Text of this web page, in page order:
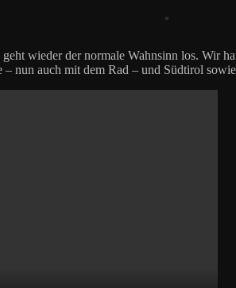
wieder der normale Wahnsinn los. Wir
– nun auch mit dem Rad – und Südtirol